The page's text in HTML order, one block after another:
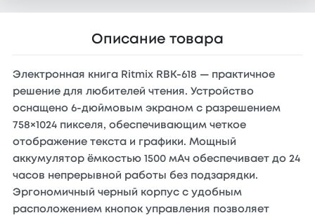
Описание товара
Электронная книга Ritmix RBK-618 — практичное
решение для любителей чтения. Устройство
оснащено 6-дюймовым экраном с разрешением
758×1024 пикселя, обеспечивающим четкое
отображение текста и графики. Мощный
аккумулятор ёмкостью 1500 мАч обеспечивает до 24
часов непрерывной работы без подзарядки.
Эргономичный черный корпус с удобным
расположением кнопок управления позволяет